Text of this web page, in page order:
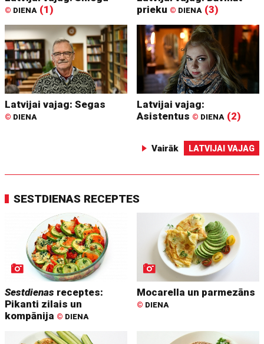
© DIENA (1)
prieku © DIENA (3)
Latvijai vajag: Segas
© DIENA
Latvijai vajag:
Asistentus © DIENA (2)
Vairāk LATVIJAI VAJAG
SESTDIENAS RECEPTES
Sestdienas receptes:
Pikanti zilais un
kompānija © DIENA
Mocarella un parmezāns
© DIENA